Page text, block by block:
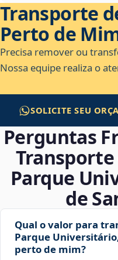
Transporte
Perto de
Precisa remover ou
Nossa equipe realiza o
SOLICITE SEU
Perguntas
Transporte
Parque
de
Qual o valor para
Parque
perto de mim?